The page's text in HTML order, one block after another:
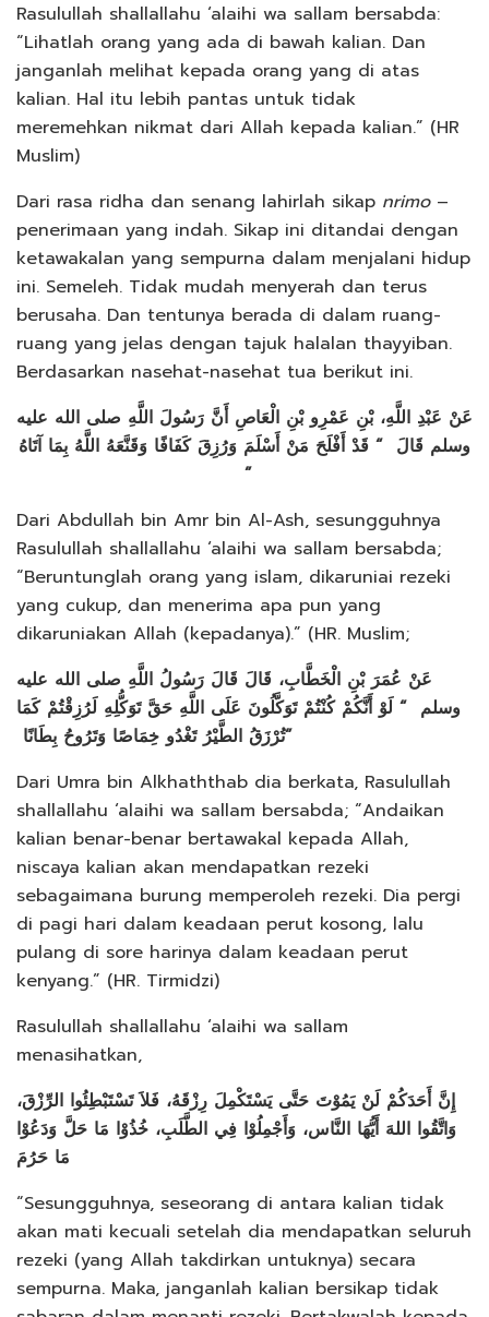
Rasulullah shallallahu ‘alaihi wa sallam bersabda:
“Lihatlah orang yang ada di bawah kalian. Dan
janganlah melihat kepada orang yang di atas
kalian. Hal itu lebih pantas untuk tidak
meremehkan nikmat dari Allah kepada kalian.” (HR
Muslim)
Dari rasa ridha dan senang lahirlah sikap nrimo–
penerimaan yang indah. Sikap ini ditandai dengan
ketawakalan yang sempurna dalam menjalani hidup
ini. Semeleh. Tidak mudah menyerah dan terus
berusaha. Dan tentunya berada di dalam ruang-
ruang yang jelas dengan tajuk halalan thayyiban.
Berdasarkan nasehat-nasehat tua berikut ini.
عَنْ عَبْدِ اللَّهِ، بْنِ عَمْرِو بْنِ الْعَاصِ أَنَّ رَسُولَ اللَّهِ صلى الله عليه
وسلم قَالَ ‏ “‏ قَدْ أَفْلَحَ مَنْ أَسْلَمَ وَرُزِقَ كَفَافًا وَقَنَّعَهُ اللَّهُ بِمَا آتَاهُ
‏”‏ ‏
Dari Abdullah bin Amr bin Al-Ash, sesungguhnya
Rasulullah shallallahu ‘alaihi wa sallam bersabda;
“Beruntunglah orang yang islam, dikaruniai rezeki
yang cukup, dan menerima apa pun yang
dikaruniakan Allah (kepadanya).” (HR. Muslim;
عَنْ عُمَرَ بْنِ الْخَطَّابِ، قَالَ قَالَ رَسُولُ اللَّهِ صلى الله عليه
وسلم ‏ “‏ لَوْ أَنَّكُمْ كُنْتُمْ تَوَكَّلُونَ عَلَى اللَّهِ حَقَّ تَوَكُّلِهِ لَرُزِقْتُمْ كَمَا
تُرْزَقُ الطَّيْرُ تَغْدُو خِمَاصًا وَتَرُوحُ بِطَانًا ‏”
Dari Umra bin Alkhaththab dia berkata, Rasulullah
shallallahu ‘alaihi wa sallam bersabda; “Andaikan
kalian benar-benar bertawakal kepada Allah,
niscaya kalian akan mendapatkan rezeki
sebagaimana burung memperoleh rezeki. Dia pergi
di pagi hari dalam keadaan perut kosong, lalu
pulang di sore harinya dalam keadaan perut
kenyang.” (HR. Tirmidzi)
Rasulullah shallallahu ‘alaihi wa sallam
menasihatkan,
إِنَّ أَحَدَكُمْ لَنْ يَمُوْتَ حَتَّى يَسْتَكْمِلَ رِزْقَهُ، فَلاَ تَسْتَبْطِئُوا الرِّزْقَ،
وَاتَّقُوا اللهَ أَيُّهَا النَّاس، وَأَجْمِلُوْا فِي الطَّلَبِ، خُذُوْا مَا حَلَّ وَدَعُوْا
مَا حَرُمَ
“Sesungguhnya, seseorang di antara kalian tidak
akan mati kecuali setelah dia mendapatkan seluruh
rezeki (yang Allah takdirkan untuknya) secara
sempurna. Maka, janganlah kalian bersikap tidak